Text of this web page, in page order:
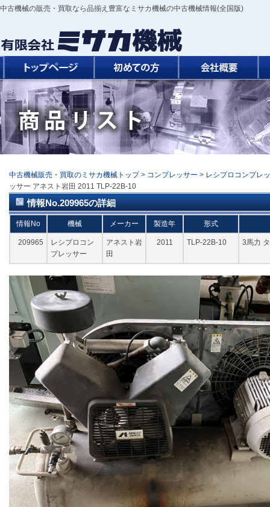
中古機械の販売・買取なら品揃え豊富なミサカ機械の中古機械情報(全国版)
中古機械販売・買取のミサカ機械トップ > コンプレッサー > レシプロコンプレ
ッサー アネスト岩田 2011 TLP-22B-10
情報No.209965の詳細
情報No 機械 メーカー 製造年 形式
209965
レシプロコン
プレッサー
アネスト岩
田
2011 TLP-22B-10 3馬力